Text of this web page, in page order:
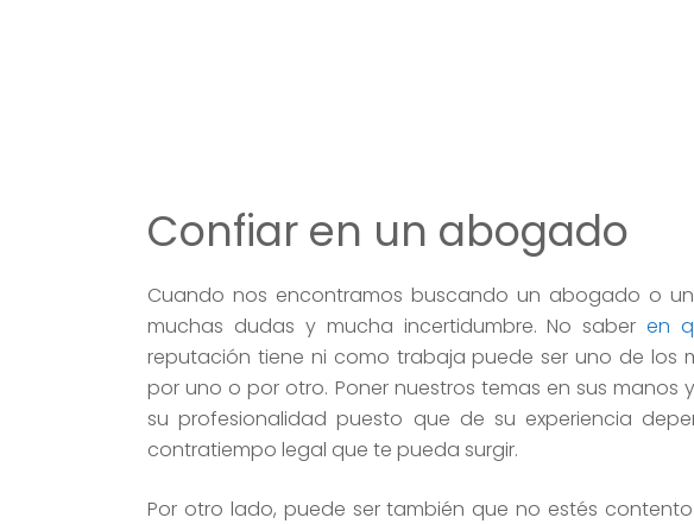
Confiar en un abogado
Cuando nos encontramos buscando un abogado o
muchas dudas y mucha incertidumbre. No saberen
reputación tiene ni como trabaja puede ser uno de los
por uno o por otro. Poner nuestros temas en sus
su profesionalidad puesto que de su experiencia
contratiempo legal que te pueda surgir.
Por otro lado, puede ser también que no estés